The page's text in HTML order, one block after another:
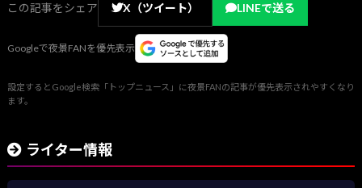
この記事をシェア X（ツイート） LINEで送る
Googleで夜景FANを優先表示
設定するとGoogle検索「トップニュース」に夜景FANの記事が優先表示されやすくなり
ます。
ライター情報